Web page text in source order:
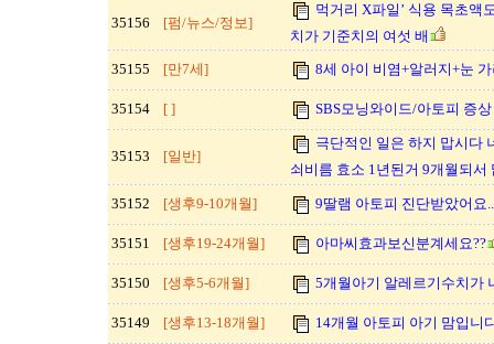
35156 [펌/뉴스/정보]
먹거리 X파일’ 식용 목초액
치가 기준치의 여섯 배
35155
[만7세] 8세 아이 비염+알러지+눈
35154 [ ] SBS모닝와이드/아토피 증
35153 [일반]
극단적인 일은 하지 맙시다
쇠비름 효소 1년된거 9개월되서
35152 [생후9-10개월] 9딸램 아토피 진단받았어요
35151 [생후19-24개월] 아마씨효과보신분계세요??
35150 [생후5-6개월] 5개월아기 알레르기수치가
35149 [생후13-18개월] 14개월 아토피 아기 맘입니